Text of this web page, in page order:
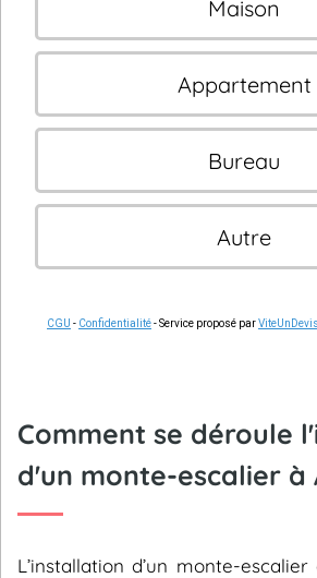
Maison
Appartement
Bureau
Autre
CGU - Confidentialité- Service proposé par
Comment se déroule
d'un monte-escalier à
L’installation d’un monte-